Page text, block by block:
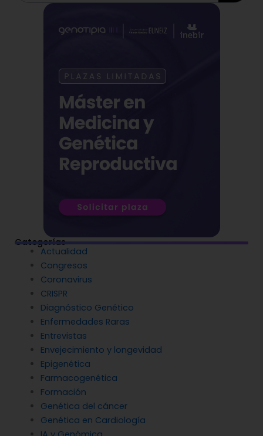
Categorías
Actualidad
Congresos
Coronavirus
CRISPR
Diagnóstico Genético
Enfermedades Raras
Entrevistas
Envejecimiento y longevidad
Epigenética
Farmacogenética
Formación
Genética del cáncer
Genética en Cardiología